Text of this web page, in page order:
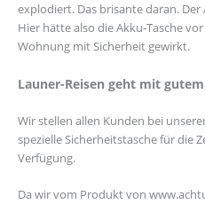
explodiert. Das brisante daran.
Hier hätte also die Akku-Tasche
Wohnung mit Sicherheit gewirkt.
Launer-Reisen geht mit
Wir stellen allen Kunden bei
spezielle Sicherheitstasche für die
Verfügung.
Da wir vom Produkt von